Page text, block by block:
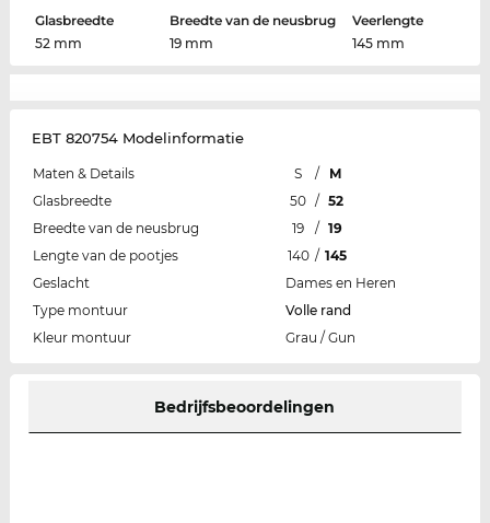
Glasbreedte
52 mm
Breedte van de neusbrug
19 mm
Veerlengte
145 mm
EBT 820754 Modelinformatie
Maten & Details S /
M
Glasbreedte
50 / 52
Breedte van de neusbrug
19 / 19
Lengte van de pootjes
140 / 145
Geslacht
Dames en Heren
Type montuur
Volle rand
Kleur montuur
Grau / Gun
Bedrijfsbeoordelingen